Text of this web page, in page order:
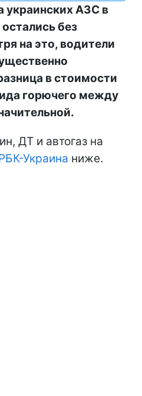
украинских АЗС в
остались без
на это, водители
в стоимости
горючего между
ДТ и автогаз на
Украина ниже.